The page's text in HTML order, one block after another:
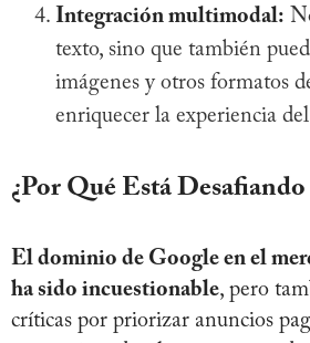
Integración multimodal:
texto, sino que también
imágenes y otros formatos
enriquecer la experiencia
¿Por Qué Está
El dominio de Google en el
ha sido incuestionable, pero
críticas por priorizar anuncios